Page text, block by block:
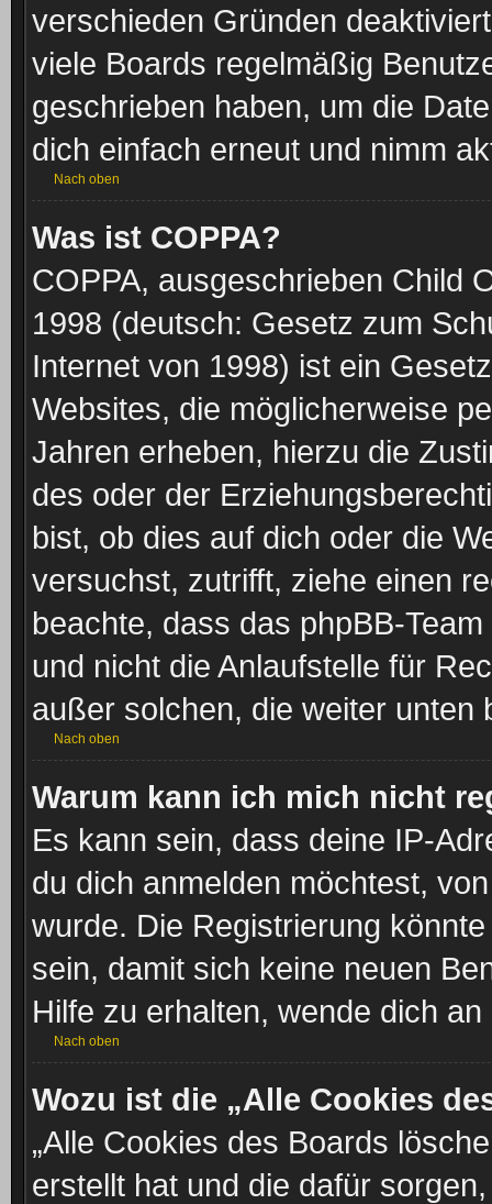
verschieden Gründen
viele Boards regelmäßig
geschrieben haben, um die
dich einfach erneut und nimm
Nach oben
Was ist COPPA?
COPPA, ausgeschrieben Child
1998 (deutsch: Gesetz zum
Internet von 1998) ist ein
Websites, die möglicherweise
Jahren erheben, hierzu die
des oder der
bist, ob dies auf dich oder die
versuchst, zutrifft, ziehe einen
beachte, dass das phpBB-
und nicht die Anlaufstelle für
außer solchen, die weiter unten
Nach oben
Warum kann ich mich nicht
Es kann sein, dass deine IP-
du dich anmelden möchtest,
wurde. Die Registrierung
sein, damit sich keine neuen
Hilfe zu erhalten, wende dich
Nach oben
Wozu ist die „Alle Cookies
„Alle Cookies des Boards
erstellt hat und die dafür